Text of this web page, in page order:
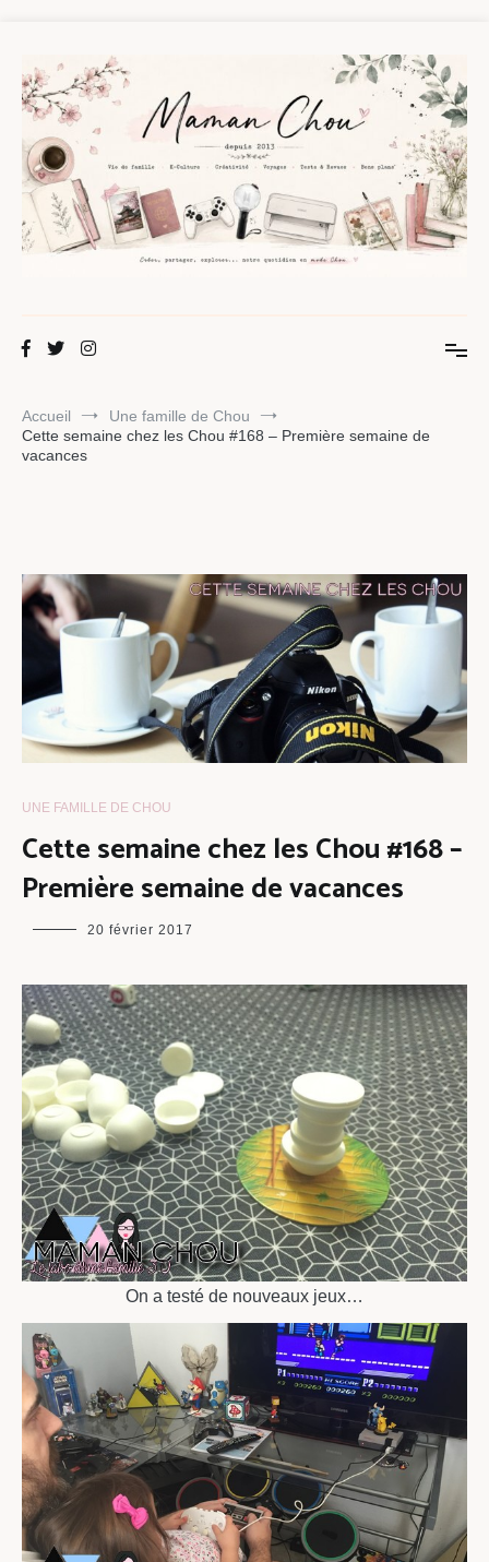
contenu
Maman Chou
Accueil
Une famille de Chou
Cette semaine chez les Chou #168 – Première semaine de
vacances
UNE FAMILLE DE CHOU
Cette semaine chez les Chou #168 –
Première semaine de vacances
maman
20 février 2017
On a testé de nouveaux jeux…